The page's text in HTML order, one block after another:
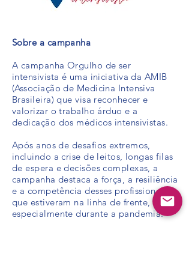
Sobre a campanha
A campanha Orgulho de ser
intensivista é uma iniciativa da AMIB
(Associação de Medicina Intensiva
Brasileira) que visa reconhecer e
valorizar o trabalho árduo e a
dedicação dos médicos intensivistas.
Após anos de desafios extremos,
incluindo a crise de leitos, longas filas
de espera e decisões complexas, a
campanha destaca a força, a resiliência
e a competência desses profissionais
que estiveram na linha de frente,
especialmente durante a pandemia.